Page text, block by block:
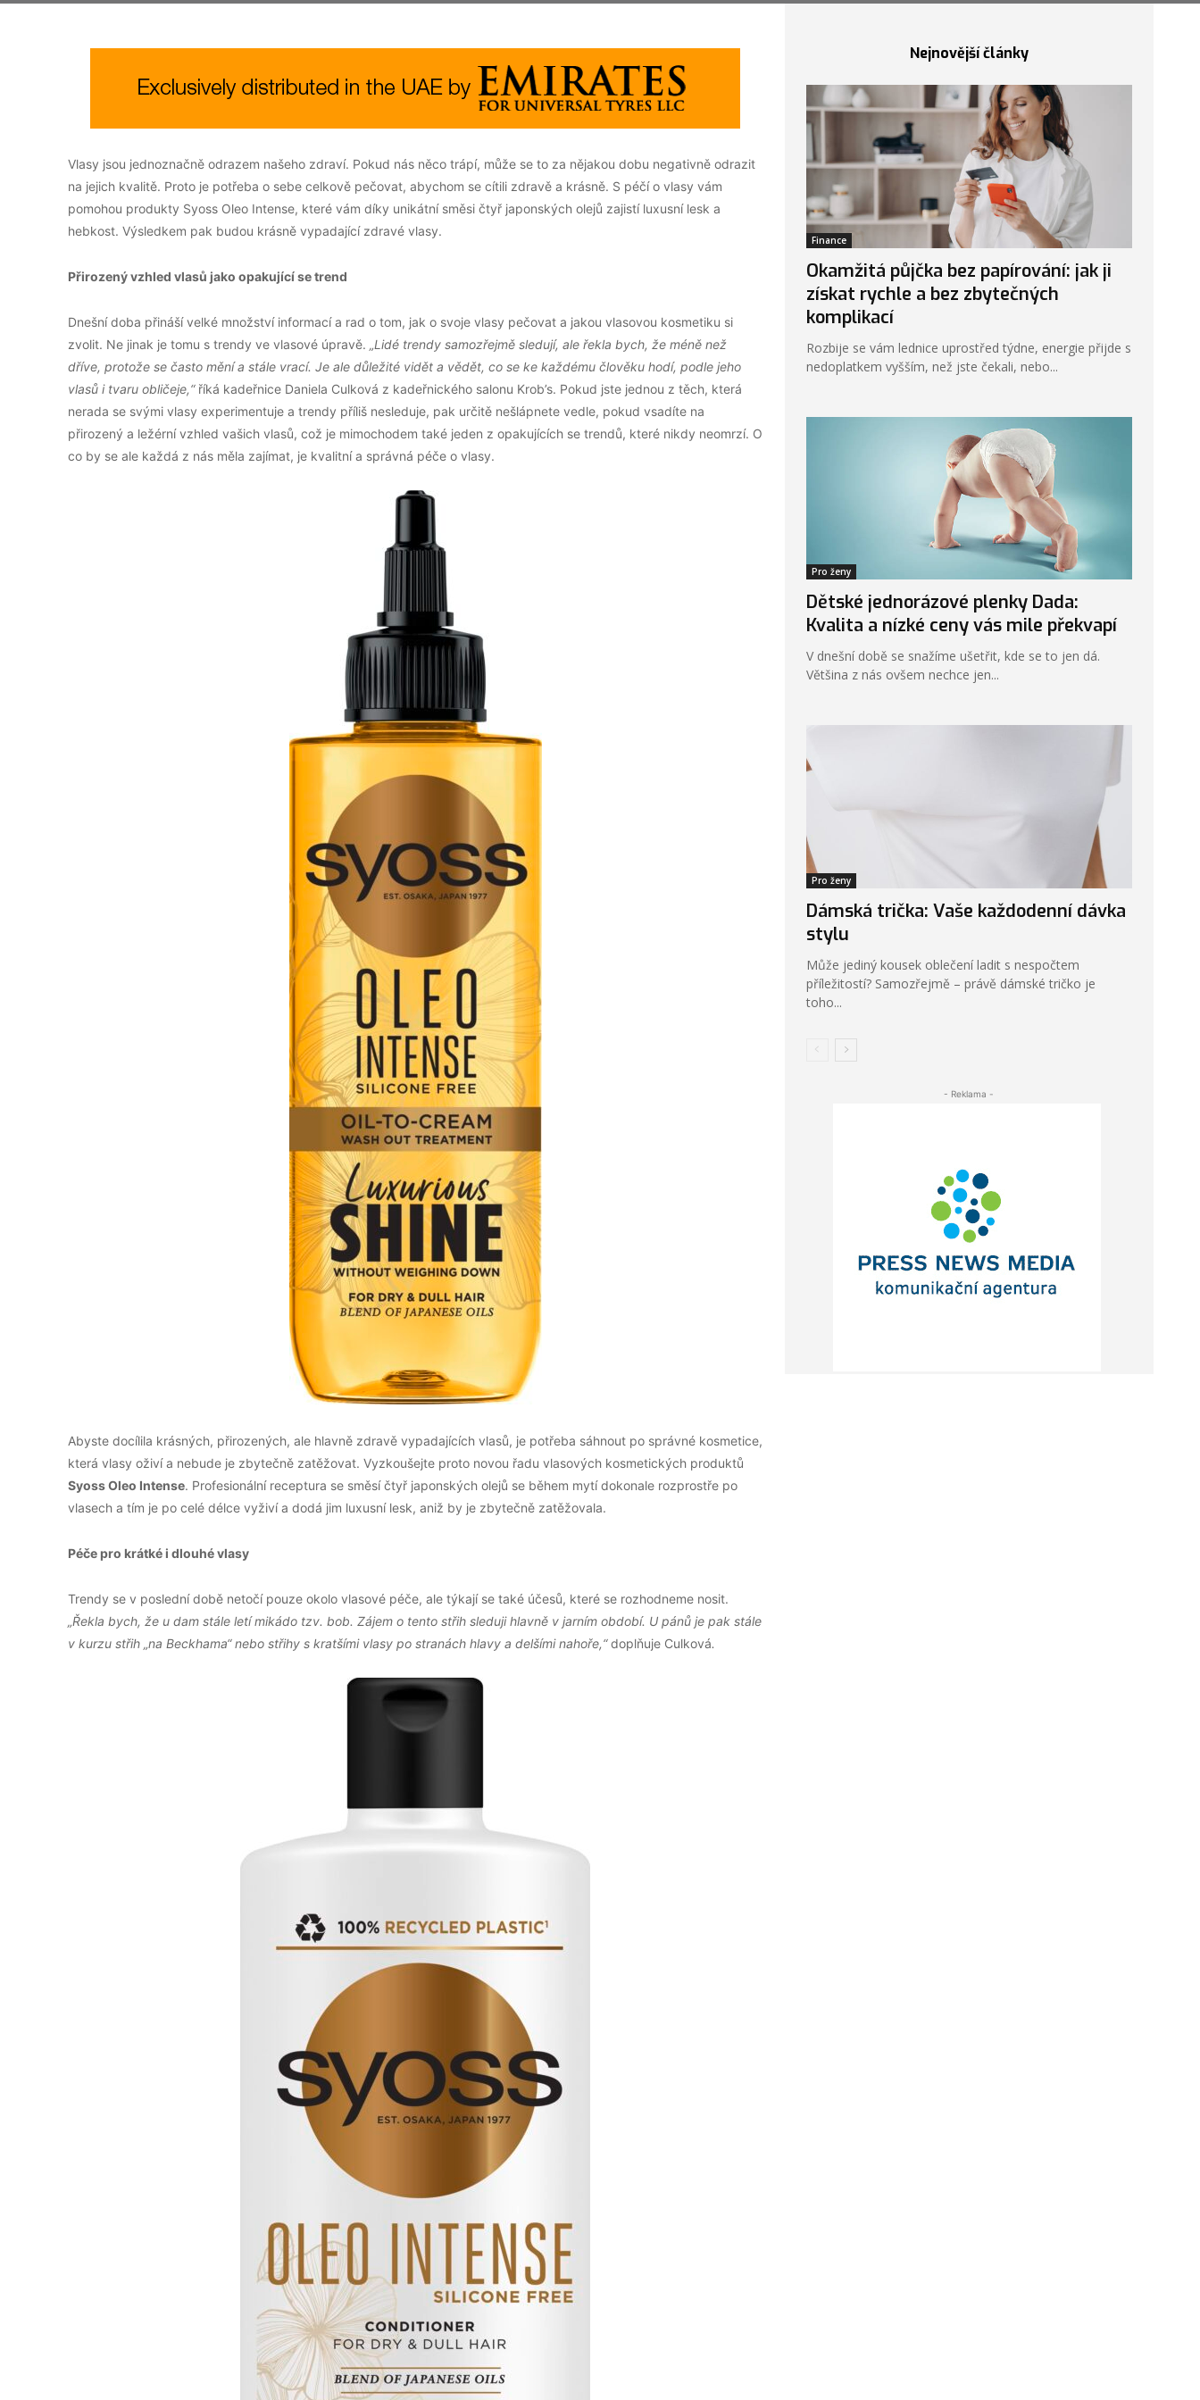
Vlasy jsou jednoznačně odrazem našeho zdraví. Pokud nás něco trápí, může se to za nějakou dobu negativně odrazit
na jejich kvalitě. Proto je potřeba o sebe celkově pečovat, abychom se cítili zdravě a krásně. S péčí o vlasy vám
pomohou produkty Syoss Oleo Intense, které vám díky unikátní směsi čtyř japonských olejů zajistí luxusní lesk a
hebkost. Výsledkem pak budou krásně vypadající zdravé vlasy.
Přirozený vzhled vlasů jako opakující se trend
Dnešní doba přináší velké množství informací a rad o tom, jak o svoje vlasy pečovat a jakou vlasovou kosmetiku si
zvolit. Ne jinak je tomu s trendy ve vlasové úpravě. „Lidé trendy samozřejmě sledují, ale řekla bych, že méně než
dříve, protože se často mění a stále vrací. Je ale důležité vidět a vědět, co se ke každému člověku hodí, podle jeho
vlasů i tvaru obličeje,“ říká kadeřnice Daniela Culková z kadeřnického salonu Krob’s. Pokud jste jednou z těch, která
nerada se svými vlasy experimentuje a trendy příliš nesleduje, pak určitě nešlápnete vedle, pokud vsadíte na
přirozený a ležérní vzhled vašich vlasů, což je mimochodem také jeden z opakujících se trendů, které nikdy neomrzí. O
co by se ale každá z nás měla zajímat, je kvalitní a správná péče o vlasy.
Abyste docílila krásných, přirozených, ale hlavně zdravě vypadajících vlasů, je potřeba sáhnout po správné kosmetice,
která vlasy oživí a nebude je zbytečně zatěžovat. Vyzkoušejte proto novou řadu vlasových kosmetických produktů
Syoss Oleo Intense. Profesionální receptura se směsí čtyř japonských olejů se během mytí dokonale rozprostře po
vlasech a tím je po celé délce vyživí a dodá jim luxusní lesk, aniž by je zbytečně zatěžovala.
Péče pro krátké i dlouhé vlasy
Trendy se v poslední době netočí pouze okolo vlasové péče, ale týkají se také účesů, které se rozhodneme nosit.
„Řekla bych, že u dam stále letí mikádo tzv. bob. Zájem o tento střih sleduji hlavně v jarním období. U pánů je pak stále
v kurzu střih „na Beckhama“ nebo střihy s kratšími vlasy po stranách hlavy a delšími nahoře,“doplňuje Culková.
Nejnovější články
Finance
Okamžitá půjčka bez papírování: jak ji
získat rychle a bez zbytečných
komplikací
Rozbije se vám lednice uprostřed týdne, energie přijde s
nedoplatkem vyšším, než jste čekali, nebo...
Pro ženy
Dětské jednorázové plenky Dada:
Kvalita a nízké ceny vás mile překvapí
V dnešní době se snažíme ušetřit, kde se to jen dá.
Většina z nás ovšem nechce jen...
Pro ženy
Dámská trička: Vaše každodenní dávka
stylu
Může jediný kousek oblečení ladit s nespočtem
příležitostí? Samozřejmě – právě dámské tričko je
toho...
- Reklama -